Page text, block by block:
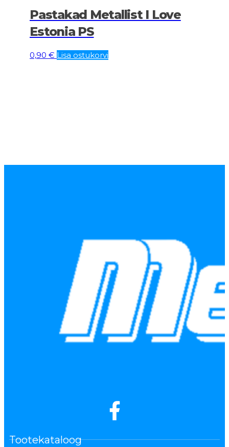
Pastakad Metallist I Love
Estonia PS
0,90 € Lisa ostukorvi
Tootekataloog